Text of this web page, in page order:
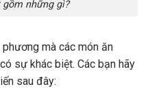
những gì?
mà các món ăn
sự khác biệt. Các bạn hãy
sau đây: